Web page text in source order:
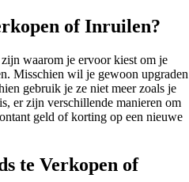
of Inruilen?
waarom je ervoor kiest om je
Misschien wil je gewoon upgraden
gebruik je ze niet meer zoals je
er zijn verschillende manieren om
geld of korting op een nieuwe
te Verkopen of